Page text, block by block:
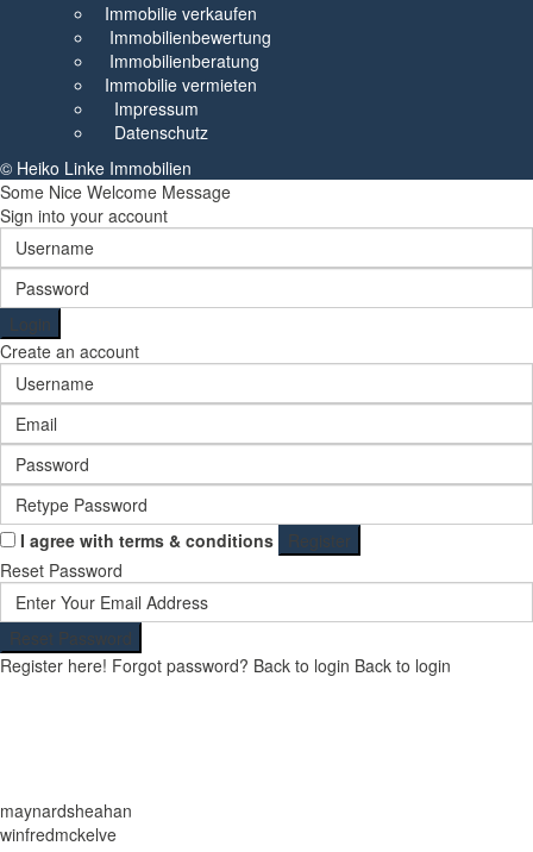
Immobilie verkaufen
Immobilienbewertung
Immobilienberatung
Immobilie vermieten
Impressum
Datenschutz
© Heiko Linke Immobilien
Some Nice Welcome Message
Sign into your account
Login
Create an account
I agree with terms & conditions
Register
Reset Password
Reset Password
Register here! Forgot password? Back to login Back to login
maynardsheahan
winfredmckelve